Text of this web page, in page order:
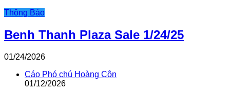
Thông Báo
Benh Thanh Plaza Sale 1/24/25
01/24/2026
Cáo Phó chú Hoàng Côn
01/12/2026